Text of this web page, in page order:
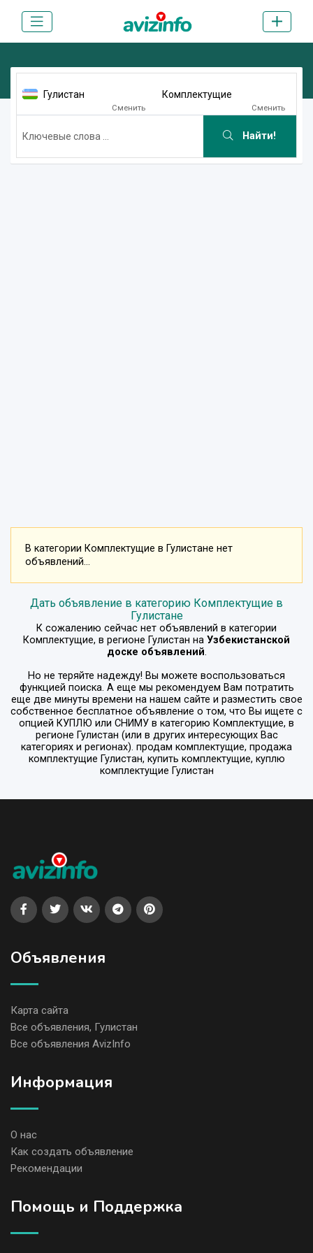
Гулистан
Сменить
Комплектущие
Сменить
Найти!
В категории Комплектущие в Гулистане нет
объявлений...
Дать объявление в категорию Комплектущие в
Гулистане
К сожалению сейчас нет объявлений в категории
Комплектущие, в регионе Гулистан на Узбекистанской
доске объявлений.
Но не теряйте надежду! Вы можете воспользоваться
функцией поиска. А еще мы рекомендуем Вам потратить
еще две минуты времени на нашем сайте и разместить свое
собственное бесплатное объявление о том, что Вы ищете с
опцией КУПЛЮ или СНИМУ в категорию Комплектущие, в
регионе Гулистан (или в других интересующих Вас
категориях и регионах). продам комплектущие, продажа
комплектущие Гулистан, купить комплектущие, куплю
комплектущие Гулистан
Объявления
Карта сайта
Все объявления, Гулистан
Все объявления AvizInfo
Информация
О нас
Как создать объявление
Рекомендации
Помощь и Поддержка